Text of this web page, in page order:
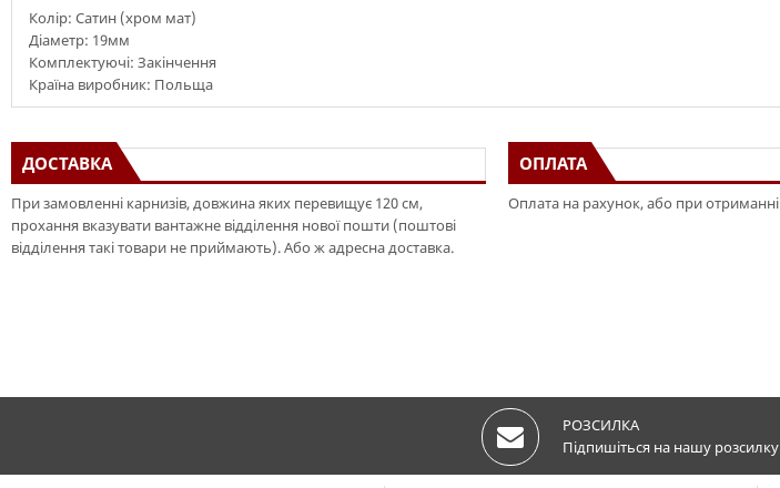
Колір: Сатин (хром мат)
Діаметр: 19мм
Комплектуючі: Закінчення
Країна виробник: Польща
ДОСТАВКА
При замовленні карнизів, довжина яких перевищує 120 см,
прохання вказувати вантажне відділення нової пошти (поштові
відділення такі товари не приймають). Або ж адресна доставка.
ОПЛАТА
Оплата на рахунок, або при отриманні
РОЗСИЛКА
Підпишіться на нашу розсилку